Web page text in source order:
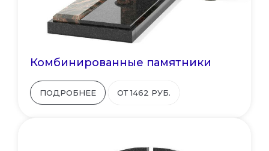
Комбинированные памятники
ПОДРОБНЕЕ ОТ 1462 РУБ.